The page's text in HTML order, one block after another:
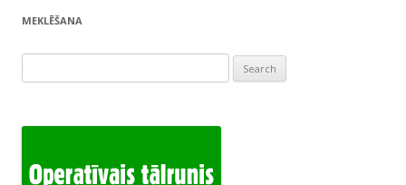
MEKLĒŠANA
for: